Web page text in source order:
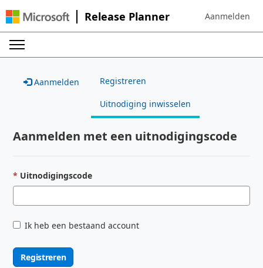
Release Planner Sign in to your
Aanmelden
Aanmelden Registreren
Uitnodiging inwisselen
Aanmelden met een uitnodigingscode
Uitnodigingscode
Ik heb een bestaand account
Registreren